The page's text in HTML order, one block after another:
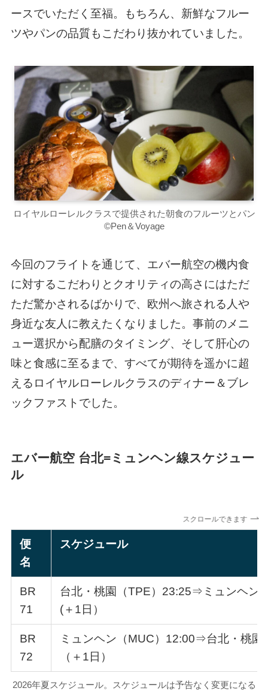
ースでいただく至福。もちろん、新鮮なフルー
ツやパンの品質もこだわり抜かれていました。
ロイヤルローレルクラスで提供された朝食のフルーツとパン
©Pen＆Voyage
今回のフライトを通じて、エバー航空の機内食
に対するこだわりとクオリティの高さにはただ
ただ驚かされるばかりで、欧州へ旅される人や
身近な友人に教えたくなりました。事前のメニ
ュー選択から配膳のタイミング、そして肝心の
味と食感に至るまで、すべてが期待を遥かに超
えるロイヤルローレルクラスのディナー＆ブレ
ックファストでした。
エバー航空 台北=ミュンヘン線スケジュー
ル
スクロールできます
便
名
スケジュール
BR
71
台北・桃園（TPE）23:25⇒ミュンヘン
(＋1日）
BR
72
ミュンヘン（MUC）12:00⇒台北・桃園
（＋1日）
2026年夏スケジュール。スケジュールは予告なく変更になる